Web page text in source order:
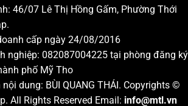
46/07 Lê Thị Hồng Gấm, Phường Thới
cấp ngày 24/08/2016
nghiệp: 082087004225 tại phòng đăng ký
phố Mỹ Tho
dung: BÙI QUANG THÁI. Copyrights ©
. All Rights Reserved Email: info@mtl.vn